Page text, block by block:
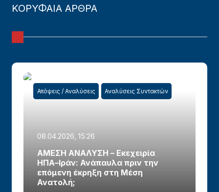
ΚΟΡΥΦΑΙΑ ΑΡΘΡΑ
Απόψεις / Αναλύσεις Αναλύσεις Συντακτών
08.04.2026, 15:26
ΑΜΕΣΗ ΑΝΑΛΥΣΗ – Εκεχειρία
ΗΠΑ–Ιράν: Ανάπαυλα πριν την
επόμενη έκρηξη στη Μέση
Ανατολή;